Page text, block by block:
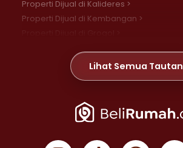
Properti Dijual di Kalideres >
Properti Dijual di Kembangan >
Properti Dijual di Meruya >
Properti Dijual di Jelambar >
Properti Dijual di Jakarta Pusat >
Properti Dijual di Gambir >
Lihat Semua Tautan